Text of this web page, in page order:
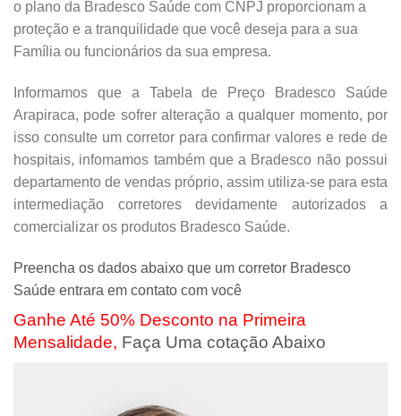
o plano da Bradesco Saúde com CNPJ proporcionam a
proteção e a tranquilidade que você deseja para a sua
Família ou funcionários da sua empresa.
Informamos que a Tabela de Preço Bradesco Saúde
Arapiraca, pode sofrer alteração a qualquer momento, por
isso consulte um corretor para confirmar valores e rede de
hospitais, infomamos também que a Bradesco não possui
departamento de vendas próprio, assim utiliza-se para esta
intermediação corretores devidamente autorizados a
comercializar os produtos Bradesco Saúde.
Preencha os dados abaixo que um corretor Bradesco
Saúde entrara em contato com você
Ganhe Até 50% Desconto na Primeira
Mensalidade, Faça Uma cotação Abaixo